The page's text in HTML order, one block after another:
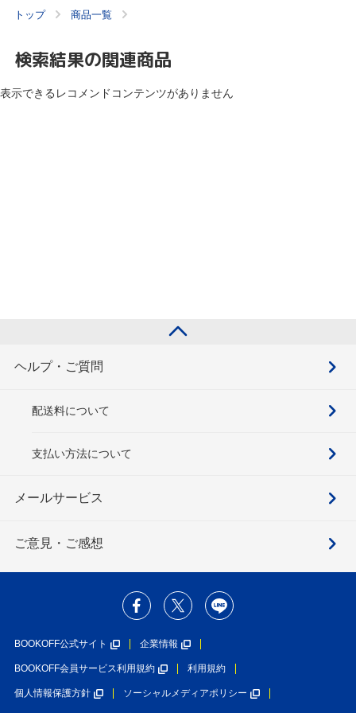
トップ 商品一覧
検索結果の関連商品
表示できるレコメンドコンテンツがありません
ヘルプ・ご質問
配送料について
支払い方法について
メールサービス
ご意見・ご感想
BOOKOFF公式サイト 企業情報
BOOKOFF会員サービス利用規約 利用規約
個人情報保護方針 ソーシャルメディアポリシー